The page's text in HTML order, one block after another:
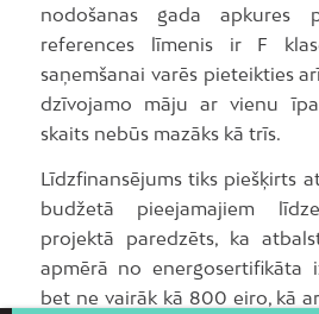
nodošanas gada apkures
references līmenis ir F
saņemšanai varēs pieteikties
dzīvojamo māju ar vienu
skaits nebūs mazāks kā trīs.
Līdzfinansējums tiks piešķirts
budžetā pieejamajiem
projektā paredzēts, ka
apmērā no energosertifikāta
bet ne vairāk kā 800 eiro, kā